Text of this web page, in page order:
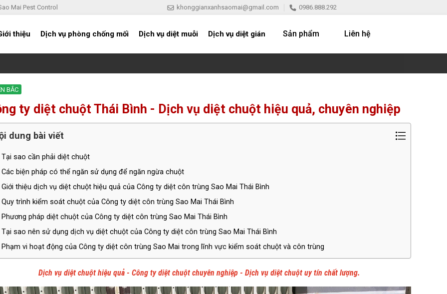
Mai Pest Control khonggianxanhsaomai@gmail.com 0986.888.292
thiệu Dịch vụ phòng chống mối Dịch vụ diệt muỗi Dịch vụ diệt gián Sản phẩm Liên hệ
BẮC
ty diệt chuột Thái Bình - Dịch vụ diệt chuột hiệu quả, chuyên nghiệp
dung bài viết
Tại sao cần phải diệt chuột
Các biện pháp có thể ngăn sử dụng để ngăn ngừa chuột
Giới thiệu dịch vụ diệt chuột hiệu quả của Công ty diệt côn trùng Sao Mai Thái Bình
Quy trình kiểm soát chuột của Công ty diệt côn trùng Sao Mai Thái Bình
Phương pháp diệt chuột của Công ty diệt côn trùng Sao Mai Thái Bình
Tại sao nên sử dụng dịch vụ diệt chuột của Công ty diệt côn trùng Sao Mai Thái Bình
Phạm vi hoạt động của Công ty diệt côn trùng Sao Mai trong lĩnh vực kiểm soát chuột và côn trùng
Dịch vụ diệt chuột hiệu quả - Công ty diệt chuột chuyên nghiệp - Dịch vụ diệt chuột uy tín chất lượng.